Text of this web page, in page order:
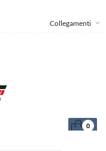
Collegamenti
0